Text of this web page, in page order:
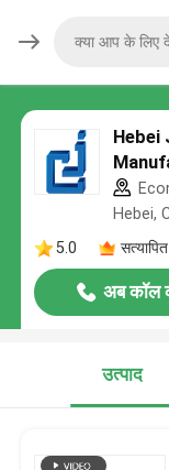
Hebei
Hebei,
5.0
अब कॉल
उत्पाद